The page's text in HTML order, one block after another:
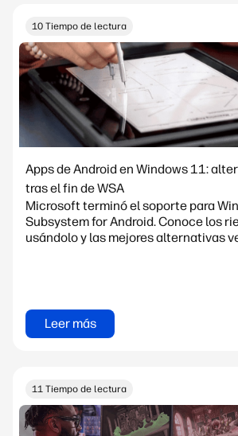
10 Tiempo de lectura
Apps de Android en Windows 11:
tras el fin de WSA
Microsoft terminó el soporte para
Subsystem for Android. Conoce los
usándolo y las mejores alternativas
Leer más
11 Tiempo de lectura